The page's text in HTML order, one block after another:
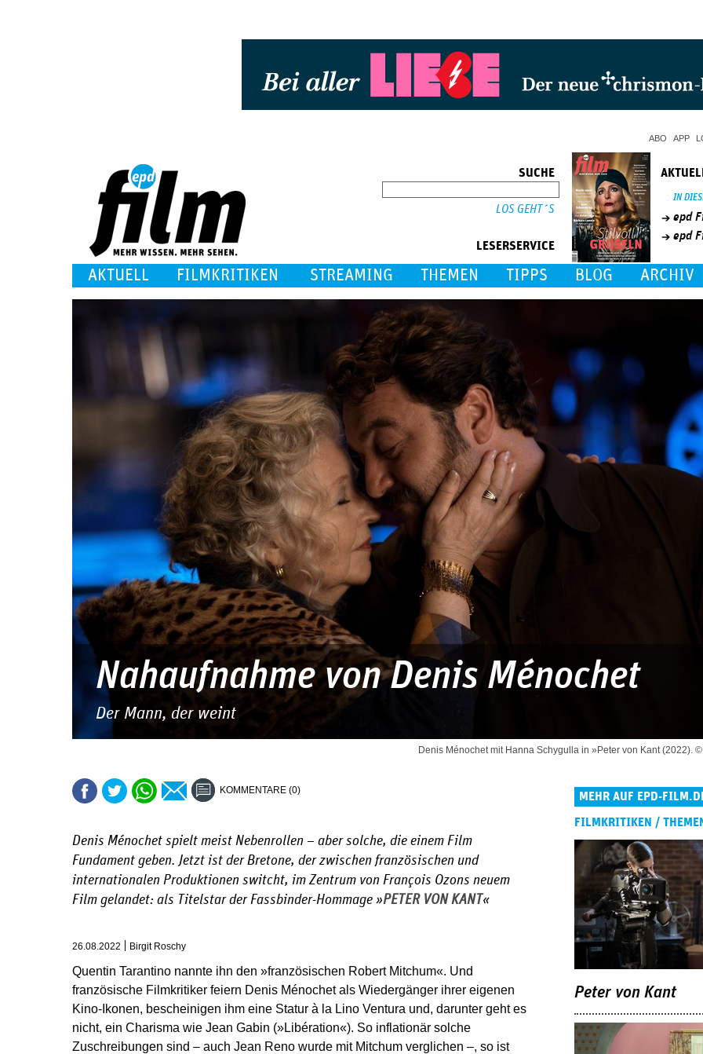
ABO APP
SUCHE
LESERSERVICE
IN
epd
epd
AKTUELL FILMKRITIKEN STREAMING THEMEN TIPPS BLOG ARCHIV
Nahaufnahme von Denis Ménochet
Der Mann, der weint
Denis Ménochet mit Hanna Schygulla in »Peter von Kant (2022).
KOMMENTARE (0)
Denis Ménochet spielt meist Nebenrollen – aber solche, die einem Film
Fundament geben. Jetzt ist der Bretone, der zwischen französischen und
internationalen Produktionen switcht, im Zentrum von François Ozons neuem
Film gelandet: als Titelstar der Fassbinder-Hommage »PETER VON KANT«
26.08.2022 Birgit Roschy
Quentin Tarantino nannte ihn den »französischen Robert Mitchum«. Und
französische Filmkritiker feiern Denis Ménochet als Wiedergänger ihrer eigenen
Kino-Ikonen, bescheinigen ihm eine Statur à la Lino Ventura und, darunter geht es
nicht, ein Charisma wie Jean Gabin (»Libération«). So inflationär solche
Zuschreibungen sind – auch Jean Reno wurde mit Mitchum verglichen –, so ist
MEHR AUF EPD-
FILMKRITIKEN /
Peter von Kant